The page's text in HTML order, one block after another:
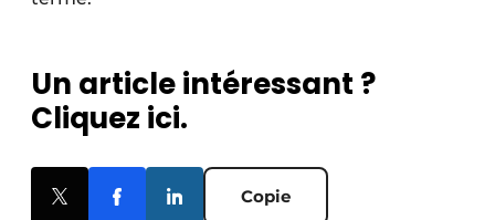
Un article intéressant ?
Cliquez ici.
Copie